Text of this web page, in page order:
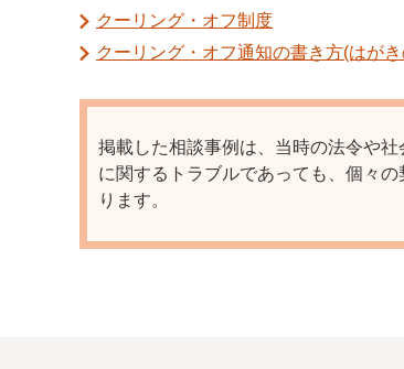
クーリング・オフ制度
クーリング・オフ通知の書き方(はが
掲載した相談事例は、当時の法令や
に関するトラブルであっても、個々
ります。